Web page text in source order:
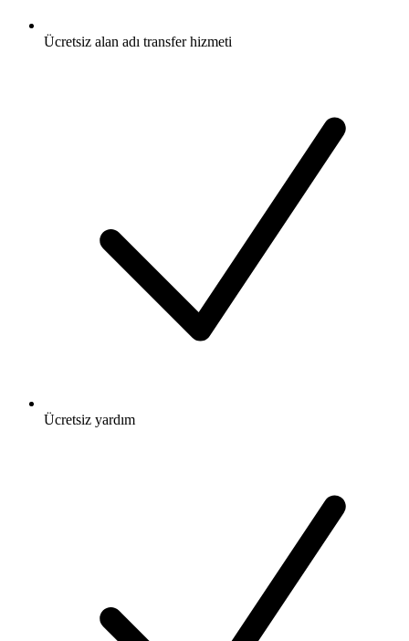
Ücretsiz alan adı transfer hizmeti
Ücretsiz yardım